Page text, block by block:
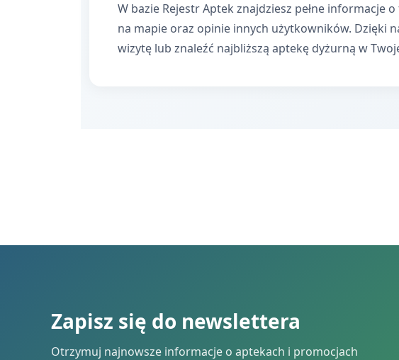
W bazie Rejestr Aptek znajdziesz pełne informacje
na mapie oraz opinie innych użytkowników. Dzięki
wizytę lub znaleźć najbliższą aptekę dyżurną w
Zapisz się do newslettera
Otrzymuj najnowsze informacje o aptekach i promocjach